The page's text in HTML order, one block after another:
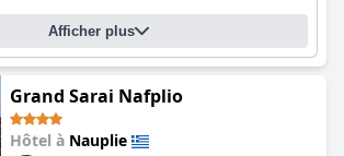
sommeil. Malgré certaines critiques, l'hôtel
un choix populaire pour ceux qui recherchent
Grèce.
Afficher plus
Grand Sarai Nafplio
Hôtel à Nauplie